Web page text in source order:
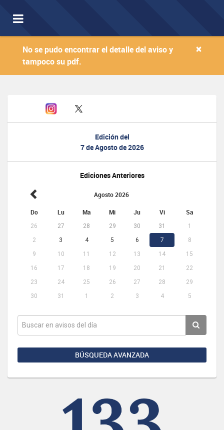
Toggle
navigation
×
No se pudo encontrar el detalle del aviso y
tampoco su pdf.
Edición del
7 de Agosto de 2026
Ediciones Anteriores
Agosto 2026
Do Lu Ma Mi Ju Vi Sa
26 27 28 29 30 31
1
2
3 4 5 6 7
8
9
10 11 12 13 14
15
16
17 18 19 20 21
22
23
24 25 26 27 28
29
30
31 1 2 3 4 5
BÚSQUEDA AVANZADA